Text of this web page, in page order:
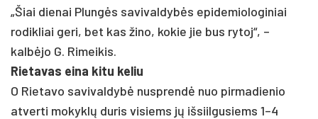
„Šiai dienai Plungės savivaldybės epidemiologiniai
rodikliai geri, bet kas žino, kokie jie bus rytoj“, –
kalbėjo G. Rimeikis.
Rietavas eina kitu keliu
O Rietavo savivaldybė nusprendė nuo pirmadienio
atverti mokyklų duris visiems jų išsiilgusiems 1–4